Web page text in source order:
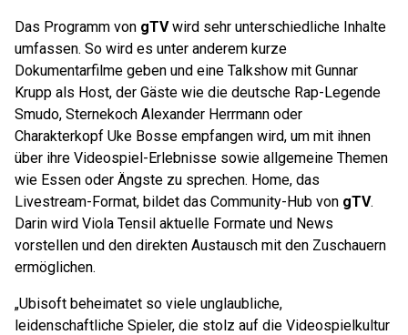
Das Programm von gTVwird sehr unterschiedliche Inhalte
umfassen. So wird es unter anderem kurze
Dokumentarfilme geben und eine Talkshow mit Gunnar
Krupp als Host, der Gäste wie die deutsche Rap-Legende
Smudo, Sternekoch Alexander Herrmann oder
Charakterkopf Uke Bosse empfangen wird, um mit ihnen
über ihre Videospiel-Erlebnisse sowie allgemeine Themen
wie Essen oder Ängste zu sprechen. Home, das
Livestream-Format, bildet das Community-Hub von gTV.
Darin wird Viola Tensil aktuelle Formate und News
vorstellen und den direkten Austausch mit den Zuschauern
ermöglichen.
„Ubisoft beheimatet so viele unglaubliche,
leidenschaftliche Spieler, die stolz auf die Videospielkultur